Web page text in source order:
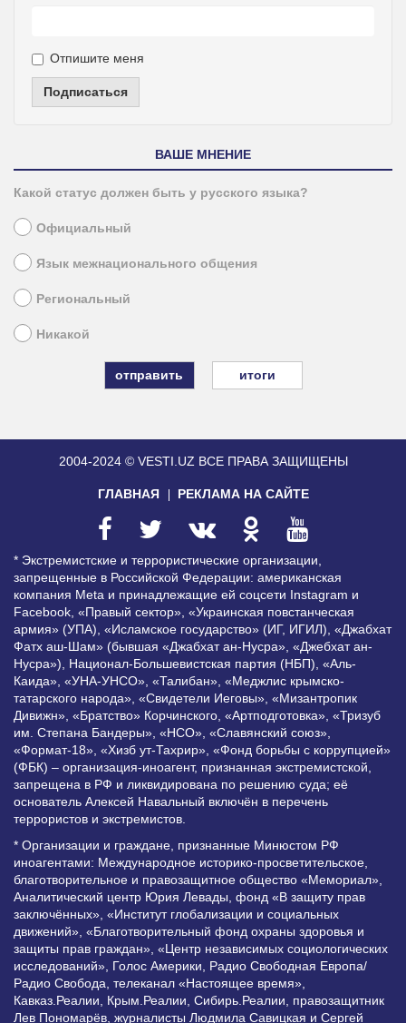
Отпишите меня
Подписаться
ВАШЕ МНЕНИЕ
Какой статус должен быть у русского языка?
Официальный
Язык межнационального общения
Региональный
Никакой
итоги
2004-2024 © VESTI.UZ ВСЕ ПРАВА ЗАЩИЩЕНЫ
ГЛАВНАЯ РЕКЛАМА НА САЙТЕ
* Экстремистские и террористические организации,
запрещенные в Российской Федерации: американская
компания Meta и принадлежащие ей соцсети Instagram и
Facebook, «Правый сектор», «Украинская повстанческая
армия» (УПА), «Исламское государство» (ИГ, ИГИЛ), «Джабхат
Фатх аш-Шам» (бывшая «Джабхат ан-Нусра», «Джебхат ан-
Нусра»), Национал-Большевистская партия (НБП), «Аль-
Каида», «УНА-УНСО», «Талибан», «Меджлис крымско-
татарского народа», «Свидетели Иеговы», «Мизантропик
Дивижн», «Братство» Корчинского, «Артподготовка», «Тризуб
им. Степана Бандеры», «НСО», «Славянский союз»,
«Формат-18», «Хизб ут-Тахрир», «Фонд борьбы с коррупцией»
(ФБК) – организация-иноагент, признанная экстремистской,
запрещена в РФ и ликвидирована по решению суда; её
основатель Алексей Навальный включён в перечень
террористов и экстремистов.
* Организации и граждане, признанные Минюстом РФ
иноагентами: Международное историко-просветительское,
благотворительное и правозащитное общество «Мемориал»,
Аналитический центр Юрия Левады, фонд «В защиту прав
заключённых», «Институт глобализации и социальных
движений», «Благотворительный фонд охраны здоровья и
защиты прав граждан», «Центр независимых социологических
исследований», Голос Америки, Радио Свободная Европа/
Радио Свобода, телеканал «Настоящее время»,
Кавказ.Реалии, Крым.Реалии, Сибирь.Реалии, правозащитник
Лев Пономарёв, журналисты Людмила Савицкая и Сергей